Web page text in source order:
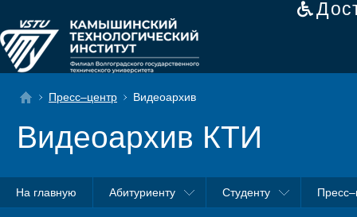
Пресс–центр Видеоархив
Видеоархив КТИ
На главную Абитуриенту Студенту